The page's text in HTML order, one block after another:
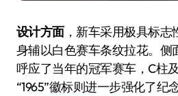
设计方面，新车采用极具标志
身辅以白色赛车条纹拉花。侧
呼应了当年的冠军赛车，C柱
“1965”徽标则进一步强化了纪